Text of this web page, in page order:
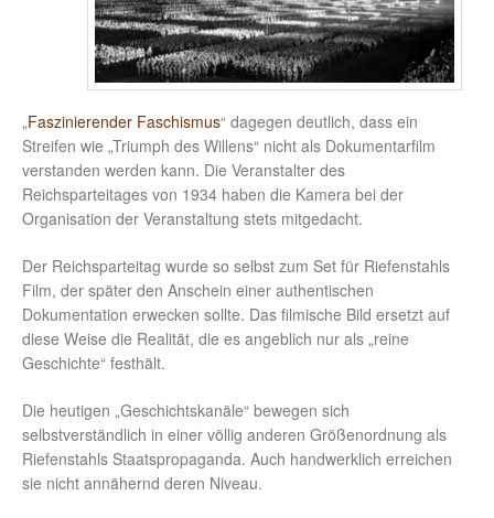
„Faszinierender Faschismus“ dagegen deutlich, dass ein
Streifen wie „Triumph des Willens“ nicht als Dokumentarfilm
verstanden werden kann. Die Veranstalter des
Reichsparteitages von 1934 haben die Kamera bei der
Organisation der Veranstaltung stets mitgedacht.
Der Reichsparteitag wurde so selbst zum Set für Riefenstahls
Film, der später den Anschein einer authentischen
Dokumentation erwecken sollte. Das filmische Bild ersetzt auf
diese Weise die Realität, die es angeblich nur als „reine
Geschichte“ festhält.
Die heutigen „Geschichtskanäle“ bewegen sich
selbstverständlich in einer völlig anderen Größenordnung als
Riefenstahls Staatspropaganda. Auch handwerklich erreichen
sie nicht annähernd deren Niveau.